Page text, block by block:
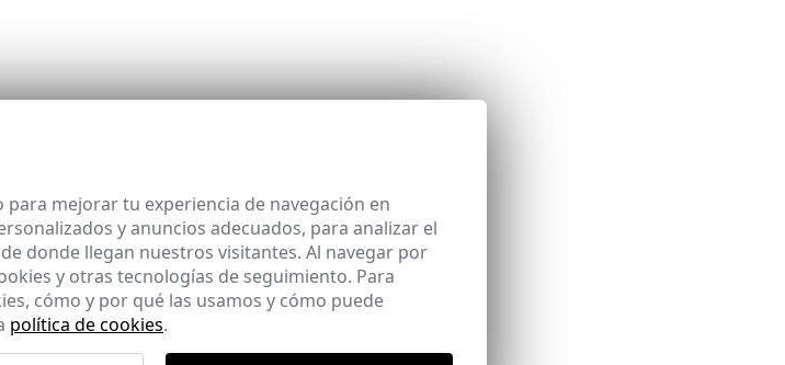
mejorar tu experiencia de navegación en
y anuncios adecuados, para analizar el
donde llegan nuestros visitantes. Al navegar por
y otras tecnologías de seguimiento. Para
cómo y por qué las usamos y cómo puede
política de cookies.